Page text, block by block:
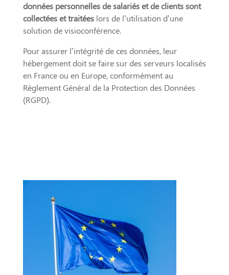
données personnelles de salariés et de clients sont
collectées et traitéeslors de l’utilisation d’une
solution de visioconférence.
Pour assurer l’intégrité de ces données, leur
hébergement doit se faire sur des serveurs localisés
en France ou en Europe, conformément au
Règlement Général de la Protection des Données
(RGPD).